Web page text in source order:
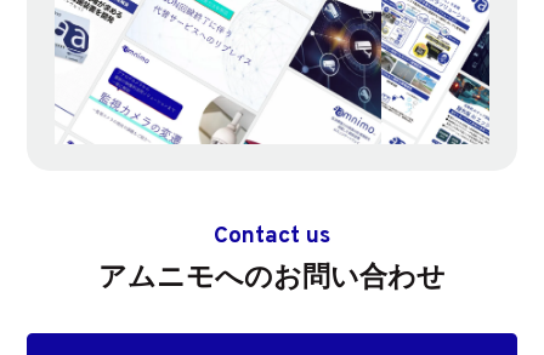
Contact us
アムニモへのお問い合わせ